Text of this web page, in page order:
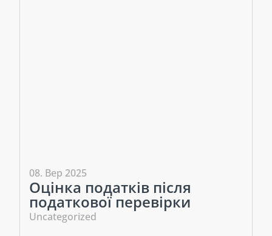
08. Вер 2025
Оцінка податків після
податкової перевірки
Uncategorized